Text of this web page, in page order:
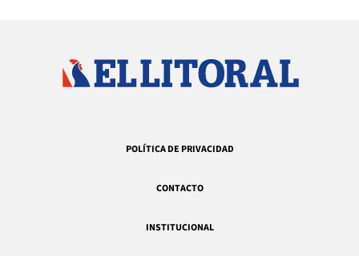
POLÍTICA DE PRIVACIDAD
CONTACTO
INSTITUCIONAL